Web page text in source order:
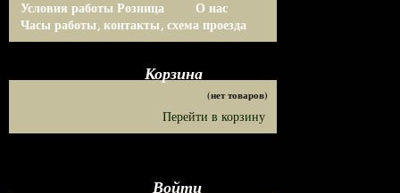
Условия работы Розница
О нас
Часы работы, контакты, схема проезда
Корзина
(нет товаров)
Перейти в корзину
Войти